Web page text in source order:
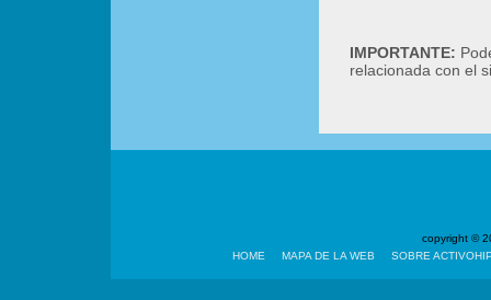
IMPORTANTE:
relacionada con el
copyright ©
HOME
MAPA DE LA WEB SOBRE